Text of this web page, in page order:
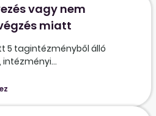
vagy nem
miatt
5 tagintézményből álló